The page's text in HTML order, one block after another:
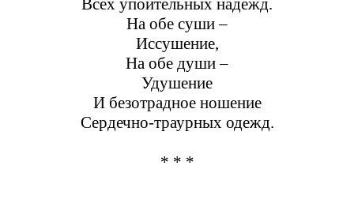
Всех упоительных надежд.
На обе суши –
Иссушение,
На обе души –
Удушение
И безотрадное ношение
Сердечно-траурных одежд.
* * *